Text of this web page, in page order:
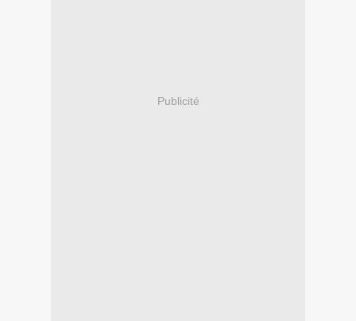
Publicité